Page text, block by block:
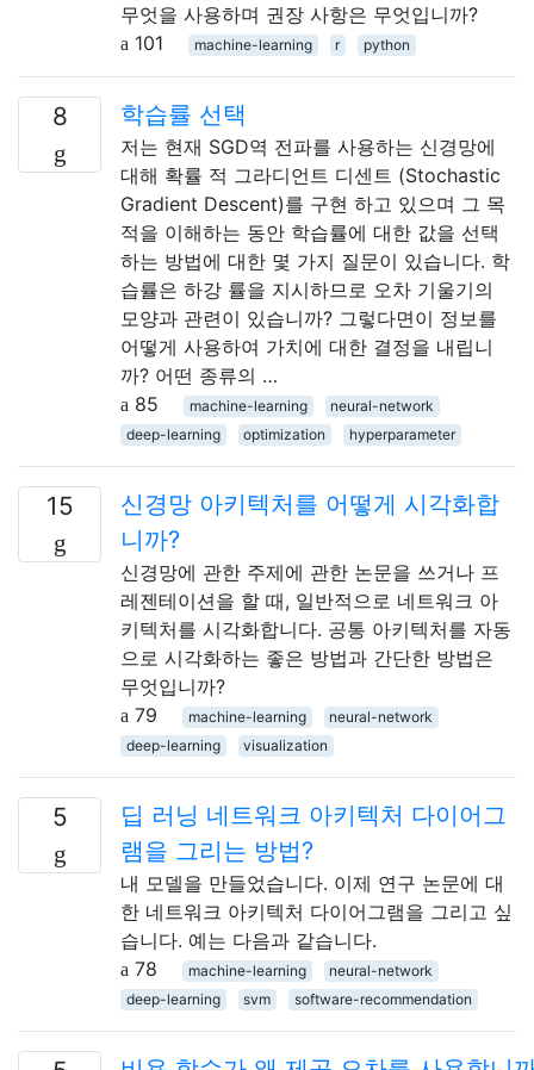
무엇을 사용하며 권장 사항은 무엇입니까?
101
machine-learning r python
8 학습률 선택
저는 현재 SGD역 전파를 사용하는 신경망에
대해 확률 적 그라디언트 디센트 (Stochastic
Gradient Descent)를 구현 하고 있으며 그 목
적을 이해하는 동안 학습률에 대한 값을 선택
하는 방법에 대한 몇 가지 질문이 있습니다. 학
습률은 하강 률을 지시하므로 오차 기울기의
모양과 관련이 있습니까? 그렇다면이 정보를
어떻게 사용하여 가치에 대한 결정을 내립니
까? 어떤 종류의 …
85
machine-learning
neural-network
deep-learning
optimization hyperparameter
15
신경망 아키텍처를 어떻게 시각화합
니까?
신경망에 관한 주제에 관한 논문을 쓰거나 프
레젠테이션을 할 때, 일반적으로 네트워크 아
키텍처를 시각화합니다. 공통 아키텍처를 자동
으로 시각화하는 좋은 방법과 간단한 방법은
무엇입니까?
79
machine-learning
neural-network
deep-learning
visualization
5
딥 러닝 네트워크 아키텍처 다이어그
램을 그리는 방법?
내 모델을 만들었습니다. 이제 연구 논문에 대
한 네트워크 아키텍처 다이어그램을 그리고 싶
습니다. 예는 다음과 같습니다.
78
machine-learning
neural-network
deep-learning
svm software-recommendation